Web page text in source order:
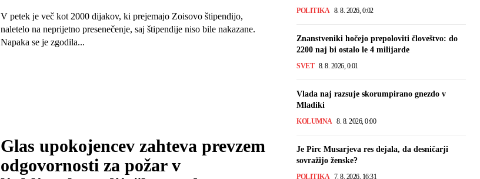
V petek je več kot 2000 dijakov, ki prejemajo Zoisovo štipendijo,
naletelo na neprijetno presenečenje, saj štipendije niso bile nakazane.
Napaka se je zgodila...
Glas upokojencev zahteva prevzem
odgovornosti za požar v
POLITIKA 8. 8. 2026, 0:02
Znanstveniki hočejo prepoloviti človeštvo: do
2200 naj bi ostalo le 4 milijarde
SVET 8. 8. 2026, 0:01
Vlada naj razsuje skorumpirano gnezdo v
Mladiki
KOLUMNA 8. 8. 2026, 0:00
Je Pirc Musarjeva res dejala, da desničarji
sovražijo ženske?
POLITIKA 7. 8. 2026, 16:31